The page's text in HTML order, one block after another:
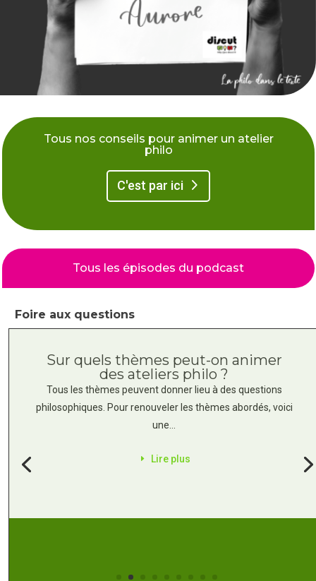
Tous nos conseils pour animer un atelier
philo
C'est par ici
Tous les épisodes du podcast
Foire aux questions
Sur quels thèmes peut-on animer
des ateliers philo ?
Tous les thèmes peuvent donner lieu à des questions
philosophiques. Pour renouveler les thèmes abordés, voici
une...
Lire plus